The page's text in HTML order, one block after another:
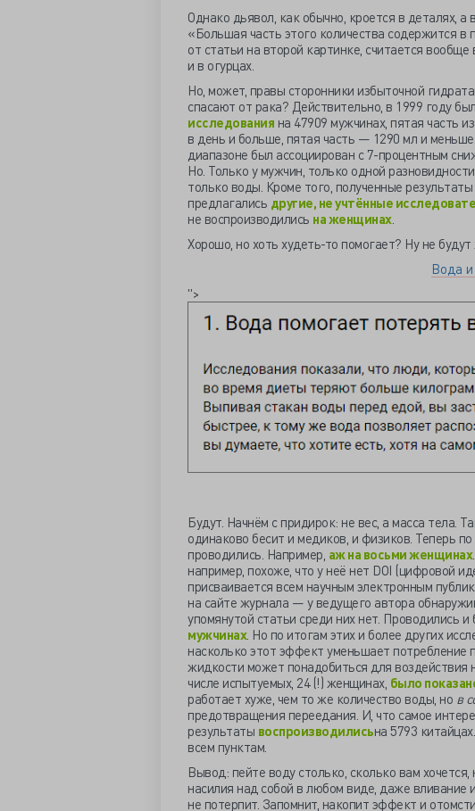
Однако дьявол, как обычно, кроется в деталях,
«Большая часть этого количества содержится в
от статьи на второй картинке, считается
и в огурцах.
Но, может, правы сторонники избыточной
спасают от рака? Действительно, в 1999 году
исследования на 47909 мужчинах, пятая часть
в день и больше, пятая часть — 1290 мл и
диапазоне был ассоциирован с 7-процентным
Но. Только у мужчин, только одной
только воды. Кроме того, полученные
предлагались другие, не учтённые
не воспроизводились на женщинах.
Хорошо, но хоть худеть-то помогает? Ну не
Вода
">
Будут. Начнём с придирок: не вес, а масса тела.
одинаково бесит и медиков, и физиков. Теперь
проводились. Например, аж на восьми женщинах
например, похоже, что у неё нет DOI (цифровой
присваивается всем научным электронным
на сайте журнала — у ведущего автора
упомянутой статьи среди них нет. Проводились
мужчинах. Но по итогам этих и более других
насколько этот эффект уменьшает
жидкости может понадобиться для
числе испытуемых, 24 (!) женщинах, было
работает хуже, чем то же количество воды, но в
предотвращения переедания. И, что самое
результаты воспроизводилисьна 5793
всем пунктам.
Вывод: пейте воду столько, сколько вам
насилия над собой в любом виде, даже вливание
не потерпит. Запомнит, накопит эффект и